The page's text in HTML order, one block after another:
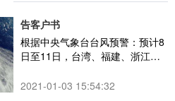
告客户书
根据中央气象台台风预警：预计8
日至11日，台湾、福建、浙江、
津、河北、辽宁等10省市将受到
2021-01-03 15:54:32